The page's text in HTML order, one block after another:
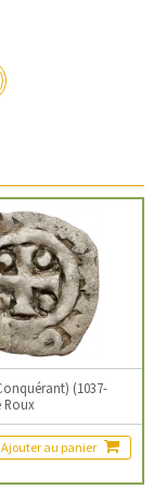
(1037-
Roux
Ajouter au panier